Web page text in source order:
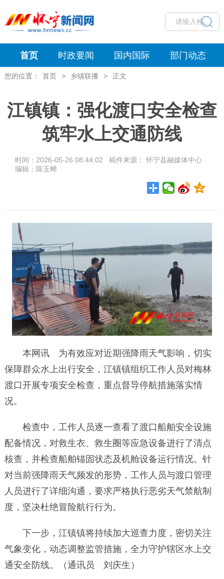
首页 时政要闻 国内国际 部门动态
您的位置： 首页 > 乡镇联播 > 正文
江镇镇：强化渡口安全检查
筑牢水上交通防线
时间：2026-05-26 08:44:02 稿件来源： 怀宁县融媒体中心
编辑：陈玉蝉
本网讯 为有效应对近期强降雨天气影响，切实
保障群众水上出行安全，江镇镇组织工作人员对梅林
渡口开展专项安全检查，重点督导停航措施落实情
况。
检查中，工作人员逐一查看了渡口船舶安全设施
配备情况，对救生衣、救生圈等应急设备进行了清点
核查，并检查船舶锚固状态及机舱设备运行情况。针
对当前强降雨天气频发的形势，工作人员与渡口管理
人员进行了详细沟通，要求严格执行恶劣天气禁航制
度，坚决杜绝冒险航行行为。
下一步，江镇镇将持续加大巡查力度，密切关注
气象变化，动态调整监管措施，全力守护辖区水上交
通安全防线。（通讯员 刘庆生）